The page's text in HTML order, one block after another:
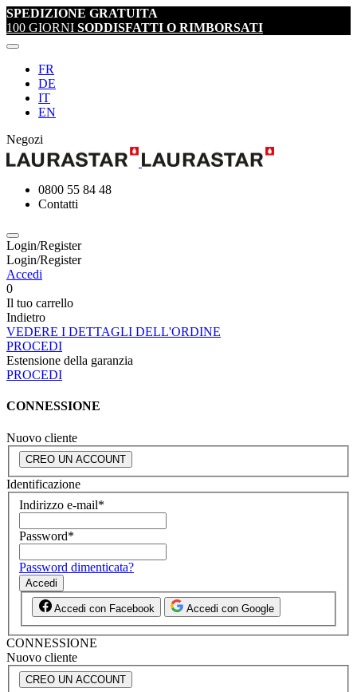
SPEDIZIONE GRATUITA
100 GIORNI SODDISFATTI O RIMBORSATI
FR
DE
IT
EN
Negozi
0800 55 84 48
Contatti
Login/Register
Login/Register
Accedi
0
Il tuo carrello
Indietro
VEDERE I DETTAGLI DELL'ORDINE
PROCEDI
Estensione della garanzia
PROCEDI
CONNESSIONE
Nuovo cliente
CREO UN ACCOUNT
Identificazione
Indirizzo e-mail*
Password*
Password dimenticata?
Accedi
Accedi con Facebook Accedi con Google
CONNESSIONE
Nuovo cliente
CREO UN ACCOUNT